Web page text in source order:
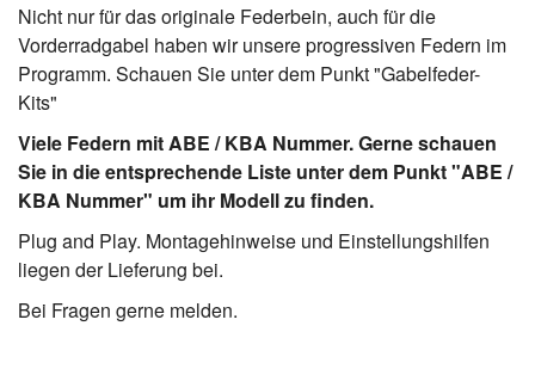
Nicht nur für das originale Federbein, auch für die
Vorderradgabel haben wir unsere progressiven Federn im
Programm. Schauen Sie unter dem Punkt "Gabelfeder-
Kits"
Viele Federn mit ABE / KBA Nummer. Gerne schauen
Sie in die entsprechende Liste unter dem Punkt "ABE /
KBA Nummer" um ihr Modell zu finden.
Plug and Play. Montagehinweise und Einstellungshilfen
liegen der Lieferung bei.
Bei Fragen gerne melden.